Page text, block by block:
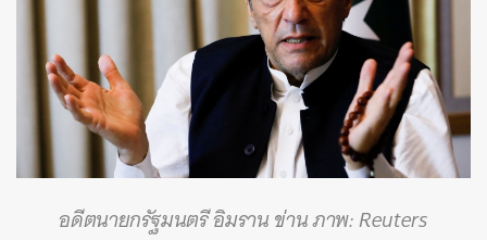
อดีตนายกรัฐมนตรี อิมราน ข่าน ภาพ: Reuters